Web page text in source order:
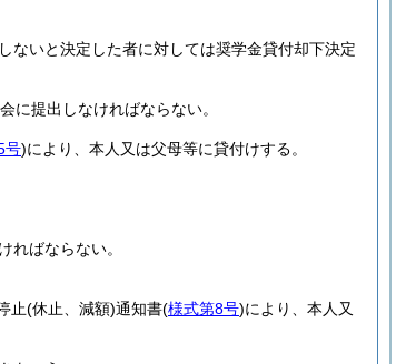
ないと決定した者に対しては奨学金貸付却下決定
に提出しなければならない。
号)により、本人又は父母等に貸付けする。
ればならない。
止(休止、減額)通知書(様式第8号)により、本人又